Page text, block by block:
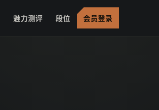
魅力测评 段位 会员登录